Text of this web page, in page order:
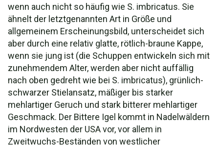
wenn auch nicht so häufig wie S. imbricatus. Sie
ähnelt der letztgenannten Art in Größe und
allgemeinem Erscheinungsbild, unterscheidet sich
aber durch eine relativ glatte, rötlich-braune Kappe,
wenn sie jung ist (die Schuppen entwickeln sich mit
zunehmendem Alter, werden aber nicht auffällig
nach oben gedreht wie bei S. imbricatus), grünlich-
schwarzer Stielansatz, mäßiger bis starker
mehlartiger Geruch und stark bitterer mehlartiger
Geschmack. Der Bittere Igel kommt in Nadelwäldern
im Nordwesten der USA vor, vor allem in
Zweitwuchs-Beständen von westlicher